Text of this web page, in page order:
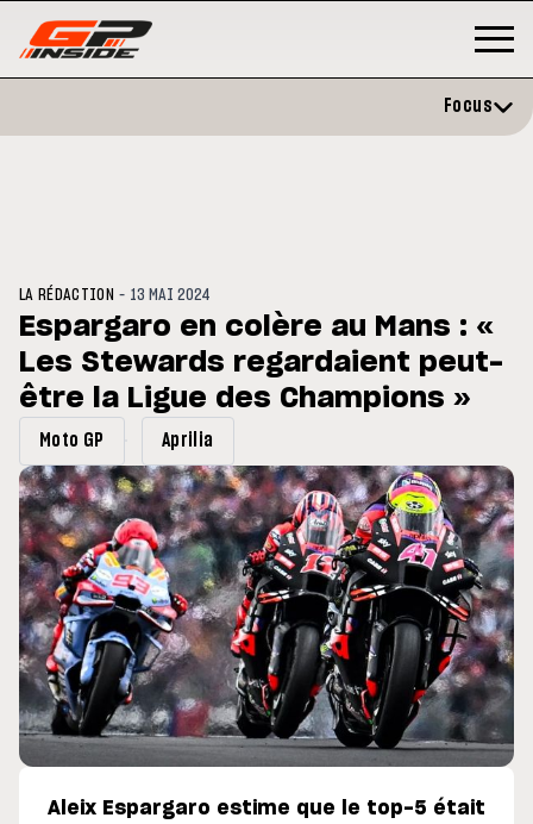
l'opération et vise un
en septembre
MOTOGP/ MOTO GP
Doublé Trackhouse en Sprint
Focus
LA RÉDACTION - 13 MAI 2024
Espargaro en colère au Mans : «
Les Stewards regardaient peut-
être la Ligue des Champions »
Moto GP Aprilia
Aleix Espargaro estime que le top-5 était